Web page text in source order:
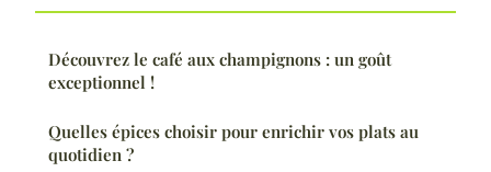
Découvrez le café aux champignons : un goût
exceptionnel !
Quelles épices choisir pour enrichir vos plats au
quotidien ?